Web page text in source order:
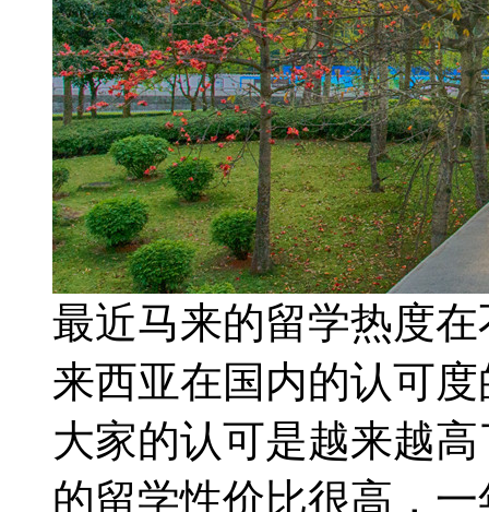
最近马来的留学热度
来西亚在国内的认可
大家的认可是越来越
的留学性价比很高，